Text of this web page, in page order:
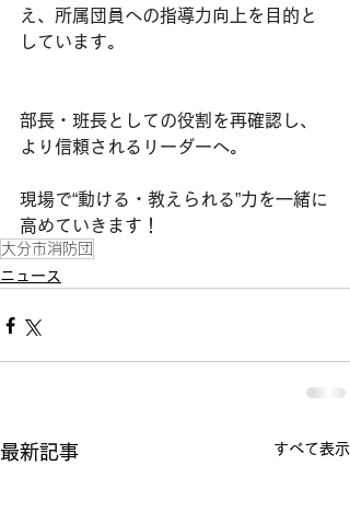
え、所属団員への指導力向上を目的と
しています。
部長・班長としての役割を再確認し、
より信頼されるリーダーへ。
現場で“動ける・教えられる”力を一緒に
高めていきます！
大分市消防団
ニュース
最新記事 すべて表示